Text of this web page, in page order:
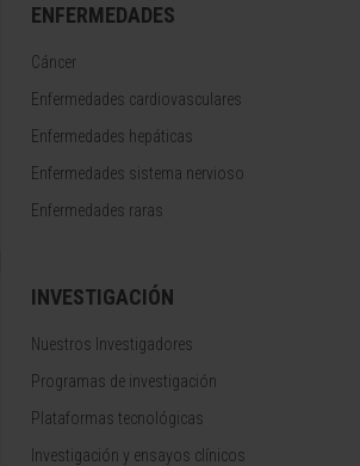
ENFERMEDADES
Cáncer
Enfermedades cardiovasculares
Enfermedades hepáticas
Enfermedades sistema nervioso
Enfermedades raras
INVESTIGACIÓN
Nuestros Investigadores
Programas de investigación
Plataformas tecnológicas
Investigación y ensayos clínicos